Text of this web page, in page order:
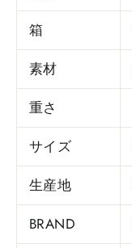
箱
素材
重さ
サイズ
生産地
BRAND